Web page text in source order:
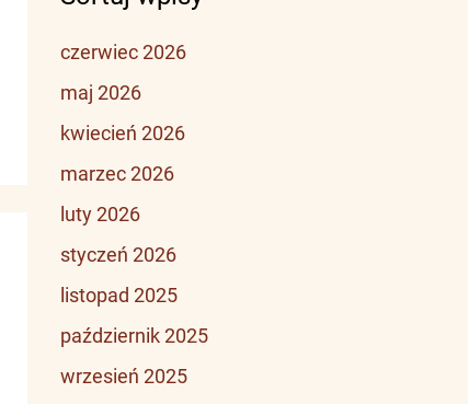
czerwiec 2026
maj 2026
kwiecień 2026
marzec 2026
luty 2026
styczeń 2026
listopad 2025
październik 2025
wrzesień 2025